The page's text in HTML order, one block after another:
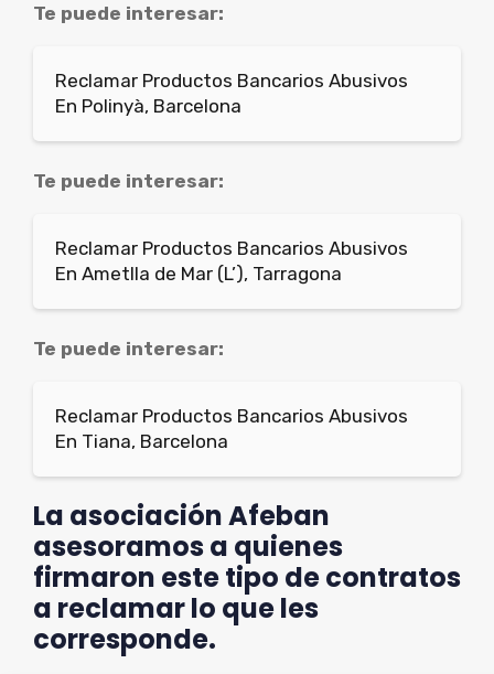
Te puede interesar:
Reclamar Productos Bancarios Abusivos
En Polinyà, Barcelona
Te puede interesar:
Reclamar Productos Bancarios Abusivos
En Ametlla de Mar (L’), Tarragona
Te puede interesar:
Reclamar Productos Bancarios Abusivos
En Tiana, Barcelona
La asociación Afeban
asesoramos a quienes
firmaron este tipo de contratos
a reclamar lo que les
corresponde.